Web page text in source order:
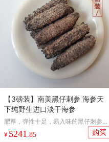
【3磅装】南美黑仔刺参 海参天
下纯野生进口淡干海参
肥厚，弹性十足，易入味的黑仔刺参，
是最早被大家熟知的一种美国海参，经
住了多年的市场考验。
¥ 5241 .85 购买